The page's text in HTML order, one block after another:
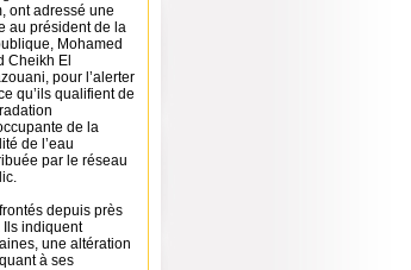
ont adressé une
au président de la
Mohamed
Cheikh El
pour l’alerter
qu’ils qualifient de
de la
de l’eau
par le réseau
depuis près
Ils indiquent
une altération
à ses